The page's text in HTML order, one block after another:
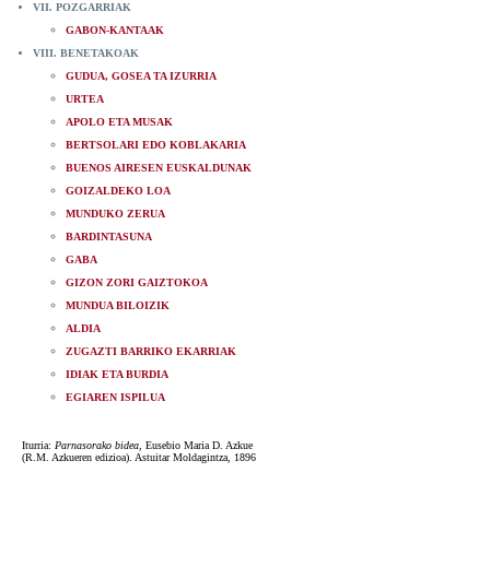
VII. POZGARRIAK
GABON-KANTAAK
VIII. BENETAKOAK
GUDUA, GOSEA TA IZURRIA
URTEA
APOLO ETA MUSAK
BERTSOLARI EDO KOBLAKARIA
BUENOS AIRESEN EUSKALDUNAK
GOIZALDEKO LOA
MUNDUKO ZERUA
BARDINTASUNA
GABA
GIZON ZORI GAIZTOKOA
MUNDUA BILOIZIK
ALDIA
ZUGAZTI BARRIKO EKARRIAK
IDIAK ETA BURDIA
EGIAREN ISPILUA
Iturria: Parnasorako bidea , Eusebio Maria D. Azkue
(R.M. Azkueren edizioa). Astuitar Moldagintza, 1896